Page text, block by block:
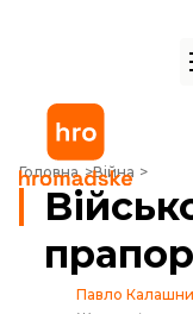
Головна Війна
Військові та
Павло